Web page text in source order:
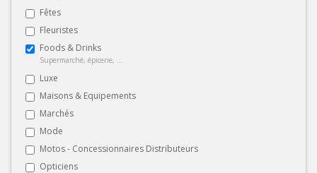
Fêtes
Fleuristes
Foods & Drinks
Supermarché, épicerie, ...
Luxe
Maisons & Equipements
Marchés
Mode
Motos - Concessionnaires Distributeurs
Opticiens